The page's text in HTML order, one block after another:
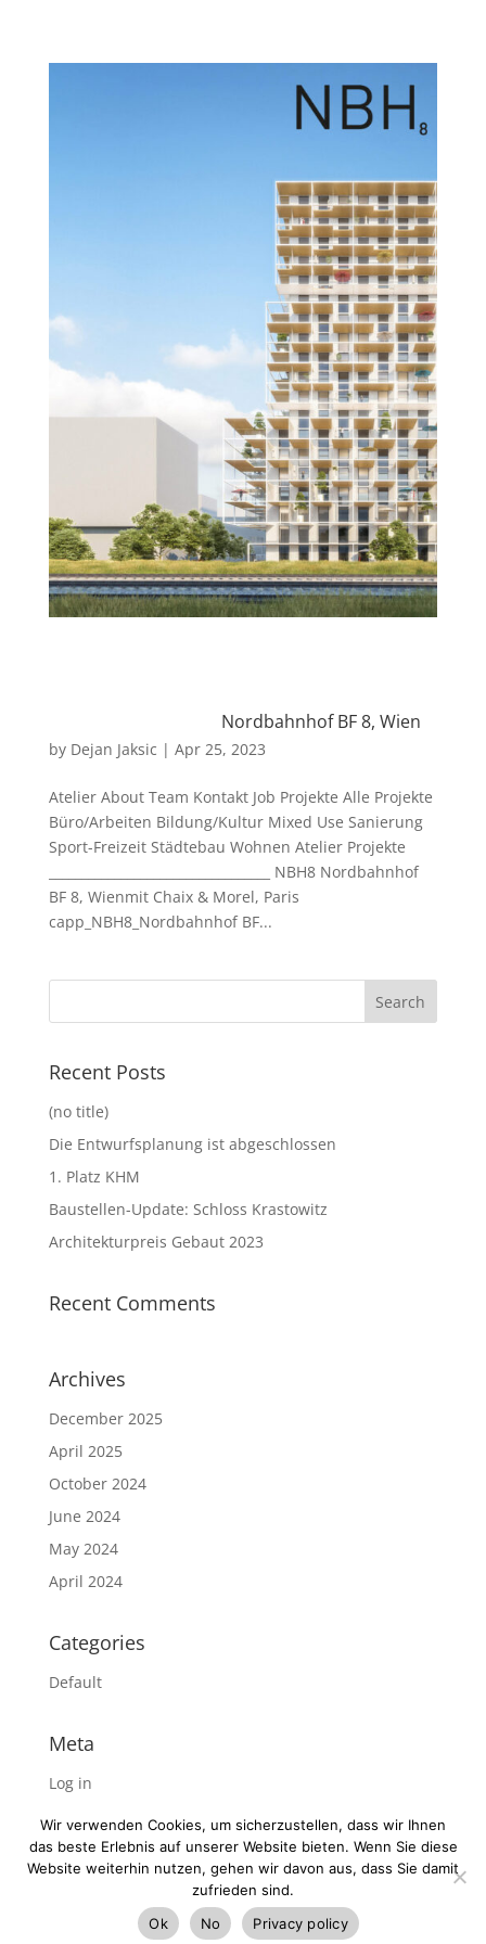
Nordbahnhof BF 8, Wien
by Dejan Jaksic | Apr 25, 2023
Atelier About Team Kontakt Job Projekte Alle Projekte
Büro/Arbeiten Bildung/Kultur Mixed Use Sanierung
Sport-Freizeit Städtebau Wohnen Atelier Projekte
__________________________________ NBH8 Nordbahnhof
BF 8, Wienmit Chaix & Morel, Paris
capp_NBH8_Nordbahnhof BF...
Recent Posts
(no title)
Die Entwurfsplanung ist abgeschlossen
1. Platz KHM
Baustellen-Update: Schloss Krastowitz
Architekturpreis Gebaut 2023
Recent Comments
Archives
December 2025
April 2025
October 2024
June 2024
May 2024
April 2024
Categories
Default
Meta
Log in
Entries feed
Comments feed
WordPress.org
Wir verwenden Cookies, um sicherzustellen, dass wir Ihnen
das beste Erlebnis auf unserer Website bieten. Wenn Sie diese
Website weiterhin nutzen, gehen wir davon aus, dass Sie damit
zufrieden sind.
Ok
No Privacy policy